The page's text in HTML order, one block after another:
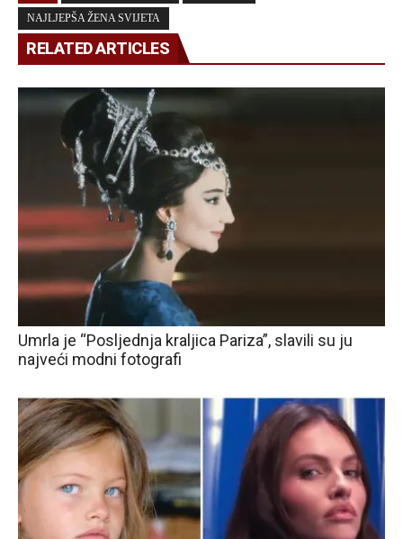
NAJLJEPŠA ŽENA SVIJETA
RELATED ARTICLES
Umrla je “Posljednja kraljica Pariza”, slavili su ju
najveći modni fotografi